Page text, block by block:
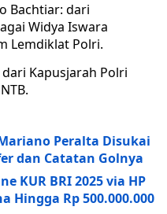
Bachtiar: dari
Widya Iswara
Lemdiklat Polri.
Kapusjarah Polri
Peralta Disukai
dan Catatan Golnya
KUR BRI 2025 via HP
Hingga Rp 500.000.000